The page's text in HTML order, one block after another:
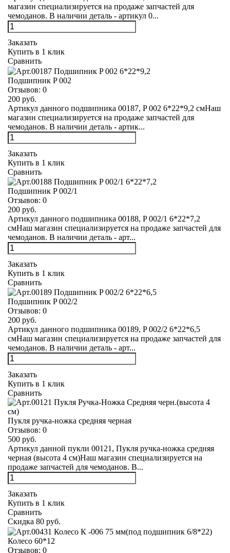
магазин специализируется на продаже запчастей для
чемоданов. В наличии деталь - артикул 0...
Заказать
Купить в 1 клик
Сравнить
Подшипник P 002
Отзывов: 0
200 руб.
Артикул данного подшипника 00187, P 002 6*22*9,2 смНаш
магазин специализируется на продаже запчастей для
чемоданов. В наличии деталь - артик...
Заказать
Купить в 1 клик
Сравнить
Подшипник P 002/1
Отзывов: 0
200 руб.
Артикул данного подшипника 00188, P 002/1 6*22*7,2
смНаш магазин специализируется на продаже запчастей для
чемоданов. В наличии деталь - арт...
Заказать
Купить в 1 клик
Сравнить
Подшипник P 002/2
Отзывов: 0
200 руб.
Артикул данного подшипника 00189, P 002/2 6*22*6,5
смНаш магазин специализируется на продаже запчастей для
чемоданов. В наличии деталь - арт...
Заказать
Купить в 1 клик
Сравнить
Пукля ручка-ножка средняя черная
Отзывов: 0
500 руб.
Артикул данной пукли 00121, Пукля ручка-ножка средняя
черная (высота 4 см)Наш магазин специализируется на
продаже запчастей для чемоданов. В...
Заказать
Купить в 1 клик
Сравнить
Скидка 80 руб.
Колесо 60*12
Отзывов: 0